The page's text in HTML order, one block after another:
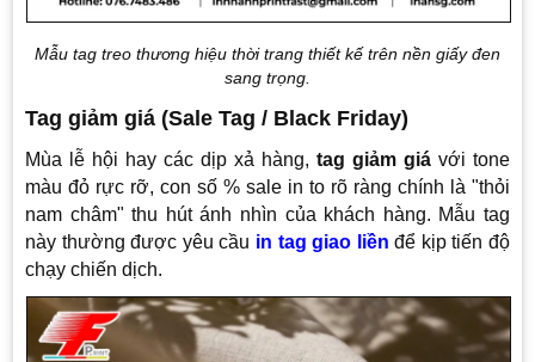
Mẫu tag treo thương hiệu thời trang thiết kế trên nền giấy đen
sang trọng.
Tag giảm giá (Sale Tag / Black Friday)
Mùa lễ hội hay các dịp xả hàng, tag giảm giávới tone
màu đỏ rực rỡ, con số % sale in to rõ ràng chính là "thỏi
nam châm" thu hút ánh nhìn của khách hàng. Mẫu tag
này thường được yêu cầu in tag giao liền để kịp tiến độ
chạy chiến dịch.